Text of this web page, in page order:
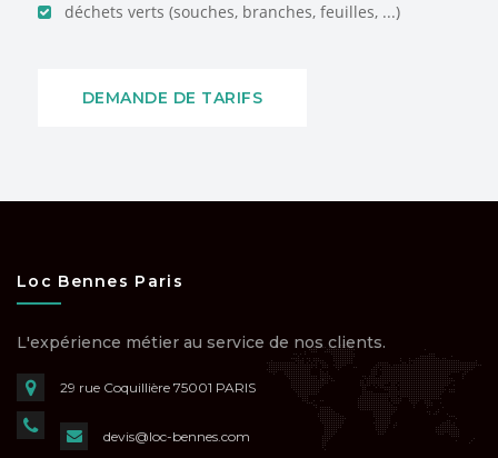
déchets verts (souches, branches, feuilles, ...)
DEMANDE DE TARIFS
Loc Bennes Paris
L'expérience métier au service de nos clients.
29 rue Coquillière 75001 PARIS
devis@loc-bennes.com